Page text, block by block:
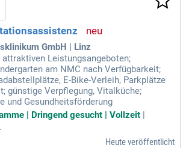
GmbH | Linz
Leistungsangeboten;
am NMC nach Verfügbarkeit;
E-Bike-Verleih, Parkplätze
günstige Verpflegung, Vitalküche;
und Gesundheitsförderung
| Dringend gesucht | Vollzeit |
Heute veröffentlicht